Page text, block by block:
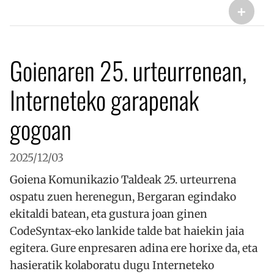
+
Goienaren 25. urteurrenean,
Interneteko garapenak
gogoan
2025/12/03
Goiena Komunikazio Taldeak 25. urteurrena
ospatu zuen herenegun, Bergaran egindako
ekitaldi batean, eta gustura joan ginen
CodeSyntax-eko lankide talde bat haiekin jaia
egitera. Gure enpresaren adina ere horixe da, eta
hasieratik kolaboratu dugu Interneteko